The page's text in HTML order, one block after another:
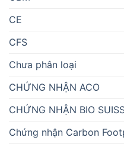
CE
CFS
Chưa phân loại
CHỨNG NHẬN ACO
CHỨNG NHẬN BIO
Chứng nhận Carbon